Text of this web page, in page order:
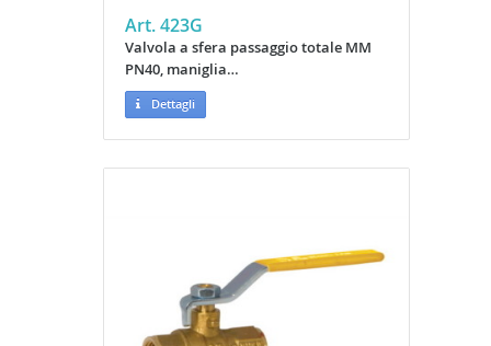
Art. 423G
Valvola a sfera passaggio totale MM
PN40, maniglia…
Dettagli